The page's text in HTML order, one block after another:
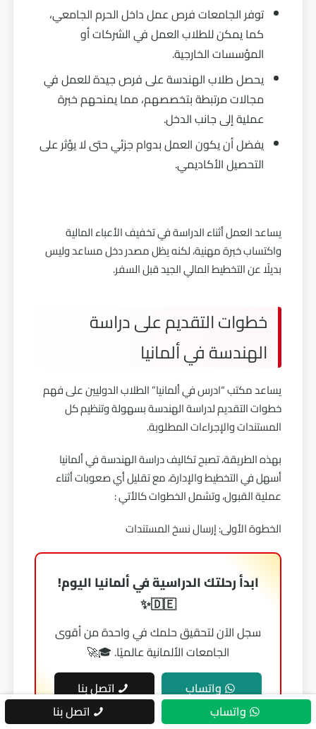
توفر الجامعات فرص عمل داخل الحرم الجامعي،
كما يمكن للطلاب العمل في الشركات أو
المؤسسات الخارجية.
يحصل طلاب الهندسة على فرص جيدة للعمل في
مجالات مرتبطة بتخصصهم، مما يمنحهم خبرة
عملية إلى جانب الدخل.
يفضل أن يكون العمل بدوام جزئي حتى لا يؤثر على
التحصيل الأكاديمي.
يساعد العمل أثناء الدراسة في تخفيف الأعباء المالية
واكتساب خبرة مهنية، لكنه يظل مصدر دخل مساعد وليس
بديلًا عن التخطيط المالي الجيد قبل السفر.
خطوات التقديم على دراسة
الهندسة في ألمانيا
يساعد مكتب “ادرس في ألمانيا” الطلاب الدوليين على فهم
خطوات التقديم لدراسة الهندسة بسهولة وتنظيم كل
المستندات والإجراءات المطلوبة.
بهذه الطريقة، تصبح تكاليف دراسة الهندسة في ألمانيا
أسهل في التخطيط والإدارة، مع تقليل أي صعوبات أثناء
عملية القبول، وتشمل الخطوات كالأتي :
الخطوة الأولى: إرسال نسخ المستندات
ابدأ رحلتك الدراسية في ألمانيا اليوم!
🇩🇪✨
سجل الآن لتحقيق حلمك في واحدة من أقوى
الجامعات الألمانية عالميًا. 🎓🚀
واتساب
اتصل بنا
واتساب
اتصل بنا